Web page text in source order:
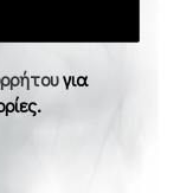
για